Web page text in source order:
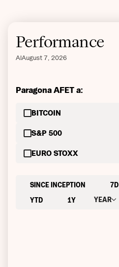
Performance
AlAugust 7, 2026
SINCE INCEPTION 7D
YTD
1Y YEAR
Paragona AFET a:
BITCOIN
S&P 500
EURO STOXX